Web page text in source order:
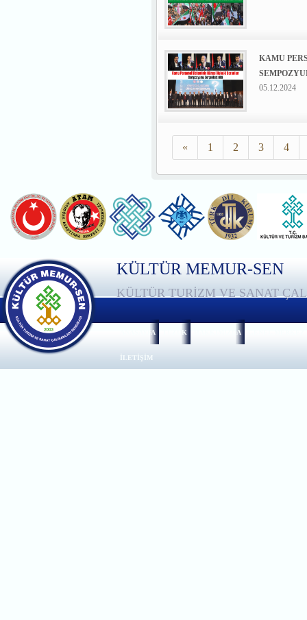
KAMU
05.12.2024
« 1 2 3 4
KÜLTÜR MEMUR-SEN
KÜLTÜR TURİZM VE SANAT
ANASAYFA TÜZÜK HAKKIMIZDA
İLETİŞİM